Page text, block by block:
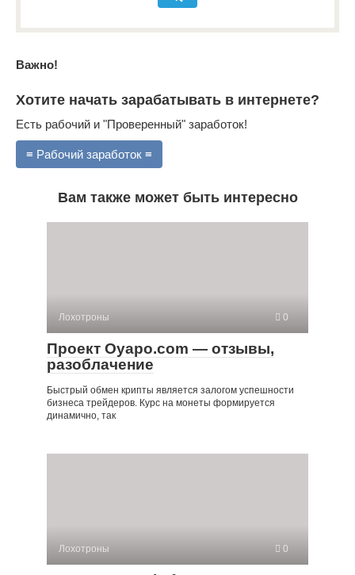
Важно!
Хотите начать зарабатывать в интернете?
Есть рабочий и "Проверенный" заработок!
≡ Рабочий заработок ≡
Вам также может быть интересно
Лохотроны 0
Проект Oyapo.com — отзывы,
разоблачение
Быстрый обмен крипты является залогом успешности
бизнеса трейдеров. Курс на монеты формируется
динамично, так
Лохотроны 0